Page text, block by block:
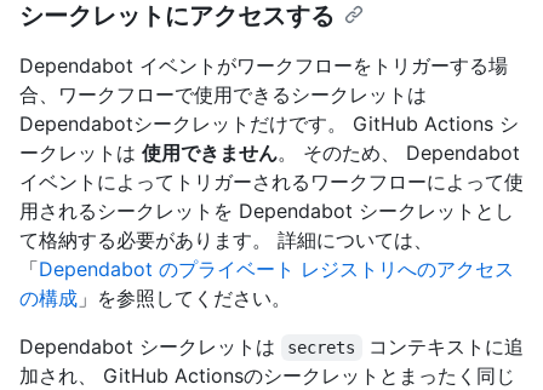
シークレットにアクセスする
Dependabot イベントがワークフローをトリガーする場
合、ワークフローで使用できるシークレットは
Dependabotシークレットだけです。 GitHub Actions シ
ークレットは 使用できません。 そのため、 Dependabot
イベントによってトリガーされるワークフローによって使
用されるシークレットを Dependabot シークレットとし
て格納する必要があります。 詳細については、
「Dependabot のプライベート レジストリへのアクセス
の構成 」を参照してください。
Dependabot シークレットは
secrets
コンテキストに追
加され、 GitHub Actionsのシークレットとまったく同じ